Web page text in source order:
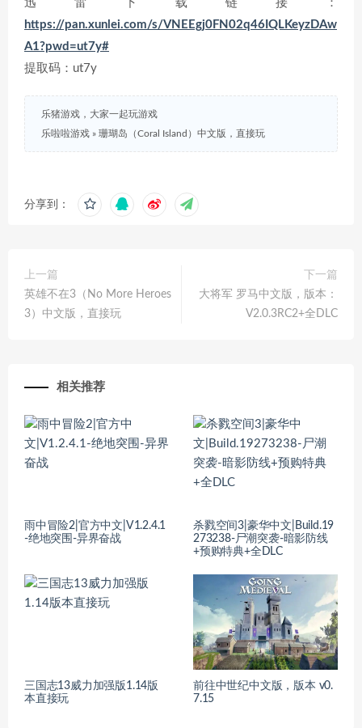
迅雷下载链接：
https://pan.xunlei.com/s/VNEEgj0FN02q46IQLKeyzDAw
A1?pwd=ut7y#
提取码：ut7y
乐猪游戏，大家一起玩游戏
乐啦啦游戏 » 珊瑚岛（Coral Island）中文版，直接玩
分享到：
上一篇
英雄不在3（No More Heroes
3）中文版，直接玩
下一篇
大将军 罗马中文版，版本：
V2.0.3RC2+全DLC
相关推荐
雨中冒险2|官方中文|V1.2.4.1
-绝地突围-异界奋战
杀戮空间3|豪华中文|Build.19
273238-尸潮突袭-暗影防线
+预购特典+全DLC
三国志13威力加强版1.14版
本直接玩
前往中世纪中文版，版本 v0.
7.15